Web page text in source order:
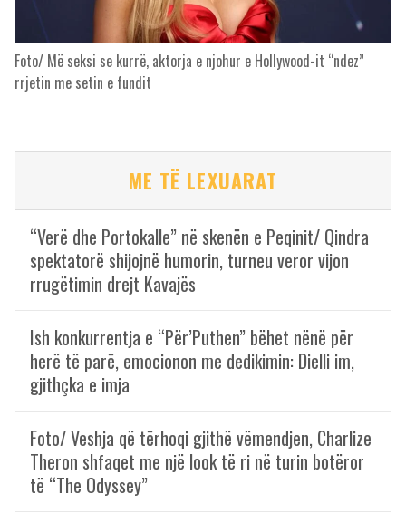
Foto/ Më seksi se kurrë, aktorja e njohur e Hollywood-it “ndez”
rrjetin me setin e fundit
ME TË LEXUARAT
“Verë dhe Portokalle” në skenën e Peqinit/ Qindra
spektatorë shijojnë humorin, turneu veror vijon
rrugëtimin drejt Kavajës
Ish konkurrentja e “Për’Puthen” bëhet nënë për
herë të parë, emocionon me dedikimin: Dielli im,
gjithçka e imja
Foto/ Veshja që tërhoqi gjithë vëmendjen, Charlize
Theron shfaqet me një look të ri në turin botëror
të “The Odyssey”